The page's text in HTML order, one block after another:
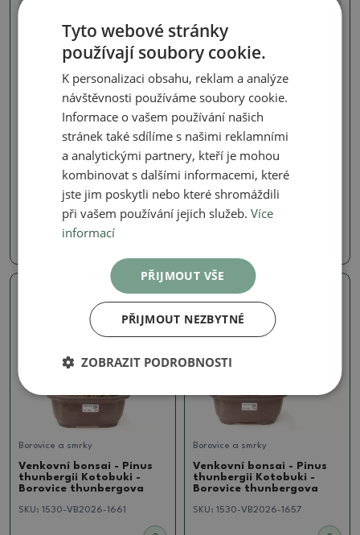
Venkovní bonsai - Pinus
thunbergii Kotobuki -
Borovice thunbergova
1530-VB2026-1659
24800 Kč
Venkovní bonsai - Pinus
thunbergii Kotobuki -
Borovice thunbergova
SKU:1530-VB2026-1656
Borovice a smrky
Venkovní bonsai - Pinus
thunbergii Kotobuki -
Borovice thunbergova
SKU: 1530-VB2026-1661
Borovice a smrky
Venkovní bonsai - Pinus
thunbergii Kotobuki -
Borovice thunbergova
SKU: 1530-VB2026-1657
Tyto webové stránky
používají soubory cookie.
K personalizaci obsahu, reklam a analýze
návštěvnosti používáme soubory cookie.
Informace o vašem používání našich
stránek také sdílíme s našimi reklamními
a analytickými partnery, kteří je mohou
kombinovat s dalšími informacemi, které
jste jim poskytli nebo které shromáždili
při vašem používání jejich služeb.Více
informací
PŘIJMOUT VŠE
PŘIJMOUT NEZBYTNÉ
ZOBRAZIT PODROBNOSTI